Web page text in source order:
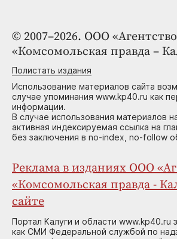
© 2007–2026. ООО «Агентство
«Комсомольская правда –
Полистать издания
Использование материалов сайта
случае упоминания www.kp40.ru как
информации.
В случае использования материалов
активная индексируемая ссылка на
без заключения в no-index, no-follow
Реклама в изданиях ООО
«Комсомольская правда -
сайте
Портал Калуги и области www.kp40.ru
как СМИ Федеральной службой по